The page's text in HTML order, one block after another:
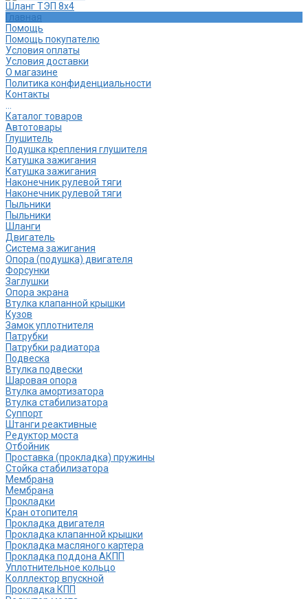
Шланг ТЭП 8х4
Главная
Помощь
Помощь покупателю
Условия оплаты
Условия доставки
О магазине
Политика конфиденциальности
Контакты
...
Каталог товаров
Автотовары
Глушитель
Подушка крепления глушителя
Катушка зажигания
Катушка зажигания
Наконечник рулевой тяги
Наконечник рулевой тяги
Пыльники
Пыльники
Шланги
Двигатель
Система зажигания
Опора (подушка) двигателя
Форсунки
Заглушки
Опора экрана
Втулка клапанной крышки
Кузов
Замок уплотнителя
Патрубки
Патрубки радиатора
Подвеска
Втулка подвески
Шаровая опора
Втулка амортизатора
Втулка стабилизатора
Cуппорт
Штанги реактивные
Редуктор моста
Отбойник
Проставка (прокладка) пружины
Стойка стабилизатора
Мембрана
Мембрана
Прокладки
Кран отопителя
Прокладка двигателя
Прокладка клапанной крышки
Прокладка масляного картера
Прокладка поддона АКПП
Уплотнительное кольцо
Колллектор впускной
Прокладка КПП